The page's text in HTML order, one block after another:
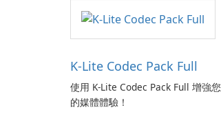
K-Lite Codec Pack Full
使用 K-Lite Codec Pack Full 增強您
的媒體體驗！